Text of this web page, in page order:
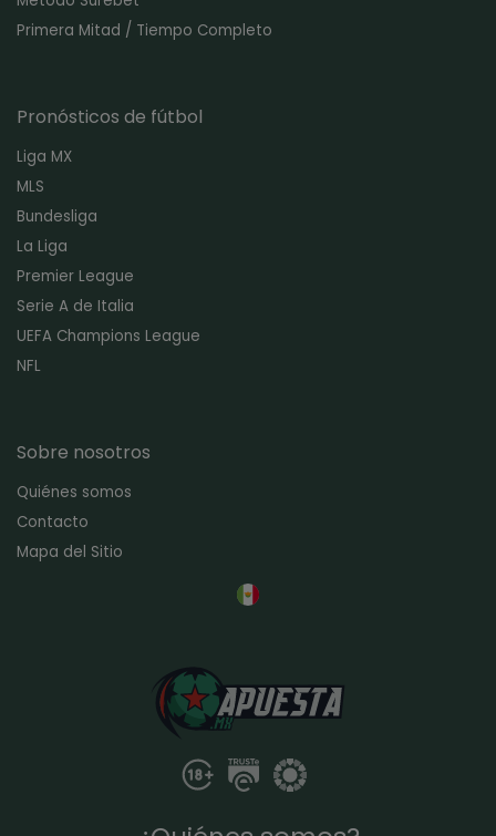
Primera Mitad / Tiempo Completo
Pronósticos de fútbol
Liga MX
MLS
Bundesliga
La Liga
Premier League
Serie A de Italia
UEFA Champions League
NFL
Sobre nosotros
Quiénes somos
Contacto
Mapa del Sitio